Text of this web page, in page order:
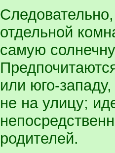
отдельной
самую
или юго-
не на улицу;
родителей.